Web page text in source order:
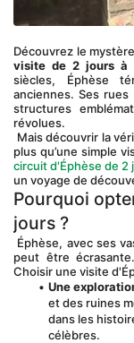
visite de 2 jours à
siècles, Éphèse
anciennes. Ses
structures
révolues.
plus qu’une simple
circuit d'Éphèse de 2
un voyage de
Pourquoi
jours ?
peut être
Choisir une visite
Une
et des ruines
dans les
célèbres.